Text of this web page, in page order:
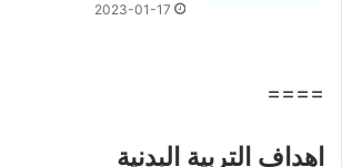
2023-01-17
====
اهداف التربية البدنية​